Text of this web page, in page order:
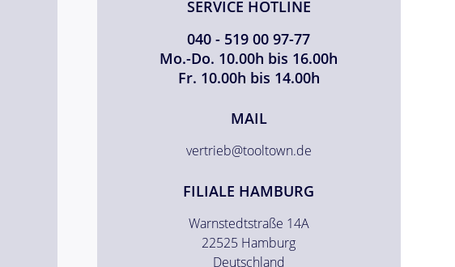
SERVICE HOTLINE
040 - 519 00 97-77
Mo.-Do. 10.00h bis 16.00h
Fr. 10.00h bis 14.00h
MAIL
vertrieb@tooltown.de
FILIALE HAMBURG
Warnstedtstraße 14A
22525 Hamburg
Deutschland